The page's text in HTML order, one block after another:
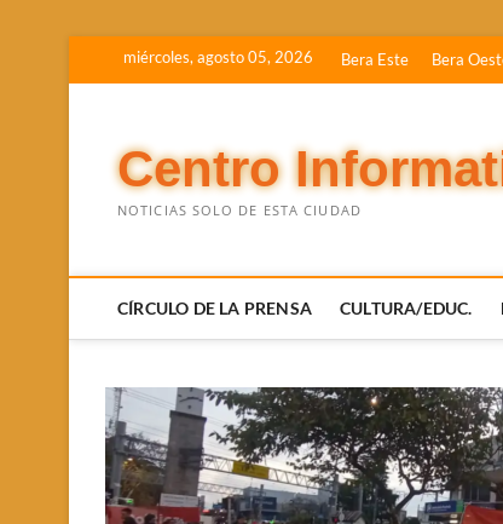
miércoles, agosto 05, 2026 Bera Este Bera
Centro
NOTICIAS SOLO DE ESTA CIUDAD
CÍRCULO DE LA PRENSA CULTURA/EDUC.